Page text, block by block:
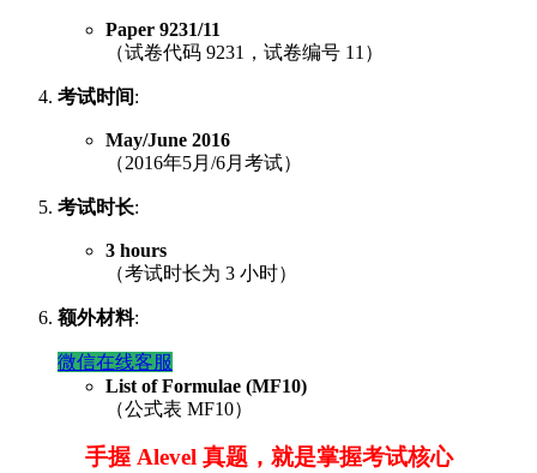
Paper 9231/11
（试卷代码 9231，试卷编号 11）
考试时间:
May/June 2016
（2016年5月/6月考试）
考试时长:
3 hours
（考试时长为 3 小时）
额外材料:
微信在线客服
List of Formulae (MF10)
（公式表 MF10）
手握 Alevel 真题，就是掌握考试核心